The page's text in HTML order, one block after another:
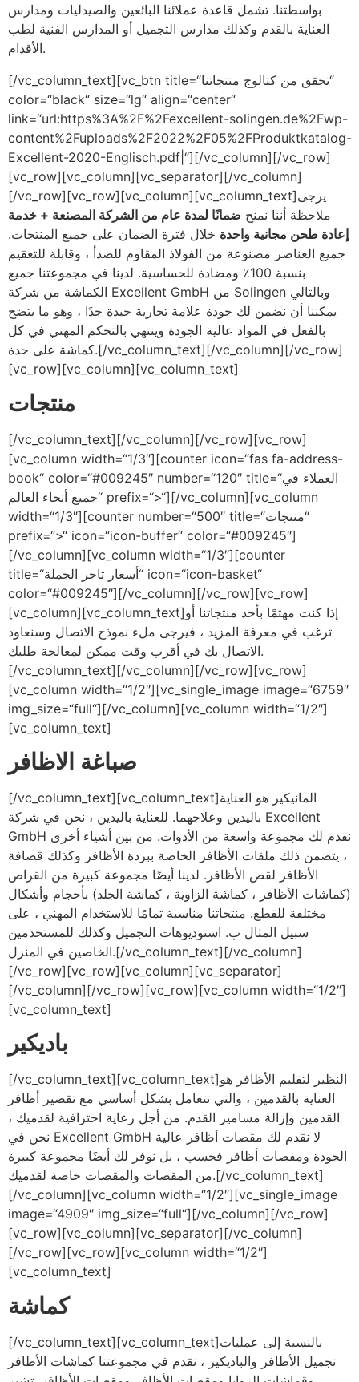
بواسطتنا. تشمل قاعدة عملائنا البائعين والصيدليات ومدارس
العناية بالقدم وكذلك مدارس التجميل أو المدارس الفنية لطب
الأقدام.
[/vc_column_text][vc_btn title=“تحقق من كتالوج منتجاتنا“
color=“black“ size=“lg“ align=“center“
link=“url:https%3A%2F%2Fexcellent-solingen.de%2Fwp-
content%2Fuploads%2F2022%2F05%2FProduktkatalog-
Excellent-2020-Englisch.pdf|“][/vc_column][/vc_row]
[vc_row][vc_column][vc_separator][/vc_column]
[/vc_row][vc_row][vc_column][vc_column_text]يرجى
ملاحظة أننا نمنح ضمانًا لمدة عام من الشركة المصنعة + خدمة
إعادة طحن مجانية واحدة خلال فترة الضمان على جميع المنتجات.
جميع العناصر مصنوعة من الفولاذ المقاوم للصدأ ، وقابلة للتعقيم
بنسبة 100٪ ومضادة للحساسية. لدينا في مجموعتنا جميع
الكماشة من شركة Excellent GmbH من Solingen وبالتالي
يمكننا أن نضمن لك جودة علامة تجارية جيدة جدًا ، وهو ما يتضح
بالفعل في المواد عالية الجودة وينتهي بالتحكم المهني في كل
كماشة على حدة.[/vc_column_text][/vc_column][/vc_row]
[vc_row][vc_column][vc_column_text]
منتجات
[/vc_column_text][/vc_column][/vc_row][vc_row]
[vc_column width=“1/3″][counter icon=“fas fa-address-
book“ color=“#009245″ number=“120″ title=“العملاء في
جميع أنحاء العالم“ prefix=“>“][/vc_column][vc_column
width=“1/3″][counter number=“500″ title=“منتجات“
prefix=“>“ icon=“icon-buffer“ color=“#009245″]
[/vc_column][vc_column width=“1/3″][counter
title=“أسعار تاجر الجملة“ icon=“icon-basket“
color=“#009245″][/vc_column][/vc_row][vc_row]
[vc_column][vc_column_text]إذا كنت مهتمًا بأحد منتجاتنا أو
ترغب في معرفة المزيد ، فيرجى ملء نموذج الاتصال وسنعاود
الاتصال بك في أقرب وقت ممكن لمعالجة طلبك.
[/vc_column_text][/vc_column][/vc_row][vc_row]
[vc_column width=“1/2″][vc_single_image image=“6759″
img_size=“full“][/vc_column][vc_column width=“1/2″]
[vc_column_text]
صباغة الاظافر
[/vc_column_text][vc_column_text]المانيكير هو العناية
باليدين وعلاجهما. للعناية باليدين ، نحن في شركة Excellent
GmbH نقدم لك مجموعة واسعة من الأدوات. من بين أشياء أخرى
، يتضمن ذلك ملفات الأظافر الخاصة ببردة الأظافر وكذلك قصافة
الأظافر لقص الأظافر. لدينا أيضًا مجموعة كبيرة من القراص
(كماشات الأظافر ، كماشة الزاوية ، كماشة الجلد) بأحجام وأشكال
مختلفة للقطع. منتجاتنا مناسبة تمامًا للاستخدام المهني ، على
سبيل المثال ب. استوديوهات التجميل وكذلك للمستخدمين
الخاصين في المنزل.[/vc_column_text][/vc_column]
[/vc_row][vc_row][vc_column][vc_separator]
[/vc_column][/vc_row][vc_row][vc_column width=“1/2″]
[vc_column_text]
باديكير
[/vc_column_text][vc_column_text]النظير لتقليم الأظافر هو
العناية بالقدمين ، والتي تتعامل بشكل أساسي مع تقصير أظافر
القدمين وإزالة مسامير القدم. من أجل رعاية احترافية لقدميك ،
نحن في Excellent GmbH لا نقدم لك مقصات أظافر عالية
الجودة ومقصات أظافر فحسب ، بل نوفر لك أيضًا مجموعة كبيرة
من المقصات والمقصات خاصة لقدميك.[/vc_column_text]
[/vc_column][vc_column width=“1/2″][vc_single_image
image=“4909″ img_size=“full“][/vc_column][/vc_row]
[vc_row][vc_column][vc_separator][/vc_column]
[/vc_row][vc_row][vc_column width=“1/2″]
[vc_column_text]
كماشة
[/vc_column_text][vc_column_text]بالنسبة إلى عمليات
تجميل الأظافر والباديكير ، نقدم في مجموعتنا كماشات الأظافر